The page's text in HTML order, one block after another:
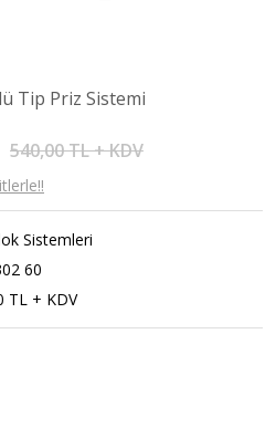
Tip Priz Sistemi
540,00 TL + KDV
Sistemleri
60
TL + KDV